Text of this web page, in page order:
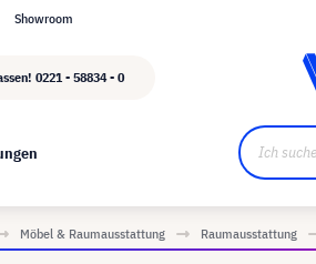
Showroom
0221 - 58834 - 0
Möbel & Raumausstattung Raumausstattung